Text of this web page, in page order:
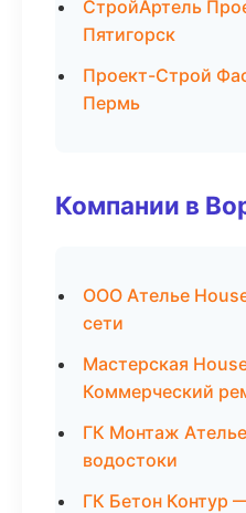
СтройАртель
Пятигорск
Проект-Строй
Пермь
Компании в
ООО Ателье
сети
Мастерская
Коммерческий
ГК Монтаж
водостоки
ГК Бетон Контур